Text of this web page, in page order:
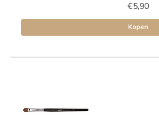
€5,90
Kopen